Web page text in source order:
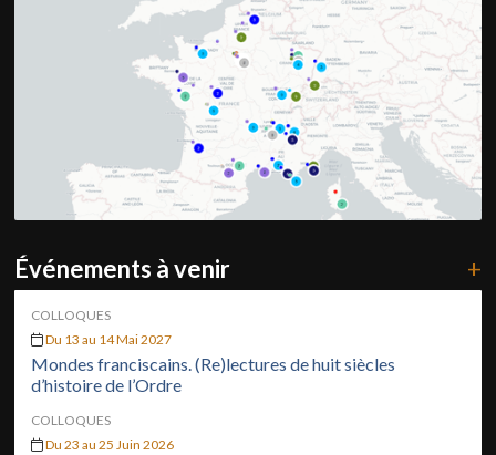
Événements à venir +
COLLOQUES
Du 13 au 14 Mai 2027
Mondes franciscains. (Re)lectures de huit siècles
d’histoire de l’Ordre
COLLOQUES
Du 23 au 25 Juin 2026